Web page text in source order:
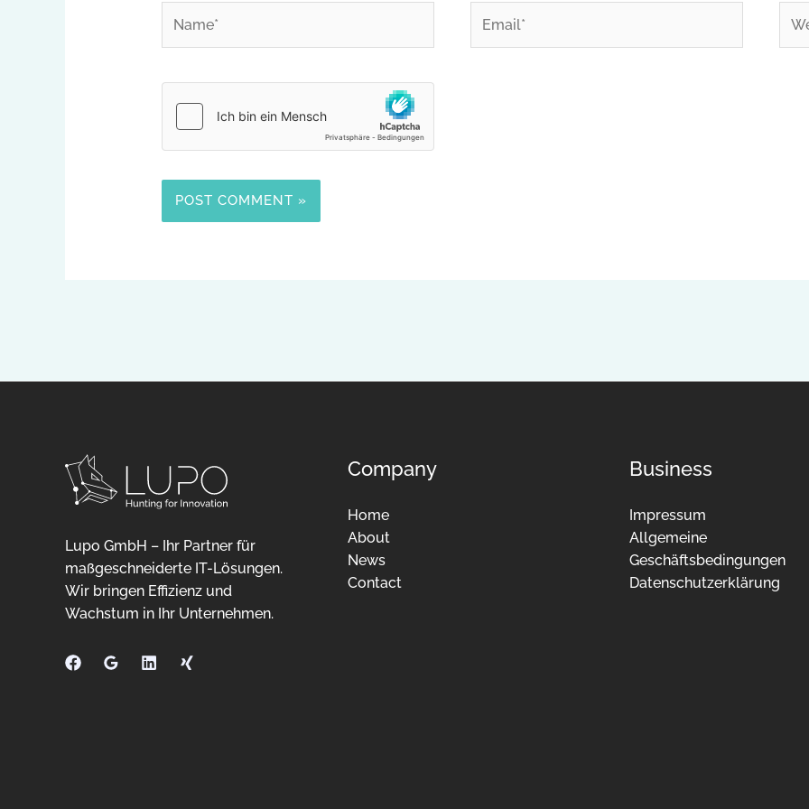
Lupo GmbH – Ihr Partner für
maßgeschneiderte IT-Lösungen.
Wir bringen Effizienz und
Wachstum in Ihr Unternehmen.
Company
Home
About
News
Contact
Business
Impressum
Allgemeine
Geschäftsbedingungen
Datenschutzerklärung